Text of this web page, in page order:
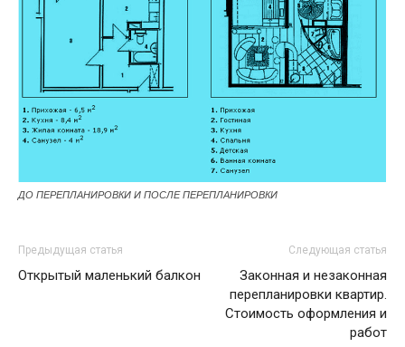
ДО ПЕРЕПЛАНИРОВКИ И ПОСЛЕ ПЕРЕПЛАНИРОВКИ
Предыдущая статья
Открытый маленький балкон
Следующая статья
Законная и незаконная
перепланировки квартир.
Стоимость оформления и
работ